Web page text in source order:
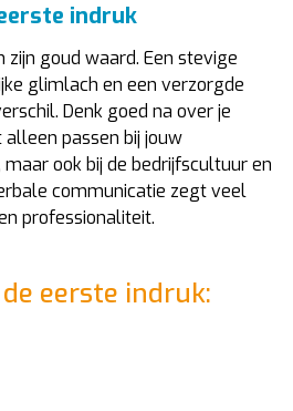
indruk
zijn goud waard. Een stevige
glimlach en een verzorgde
Denk goed na over je
passen bij jouw
ook bij de bedrijfscultuur en
communicatie zegt veel
professionaliteit.
eerste indruk: